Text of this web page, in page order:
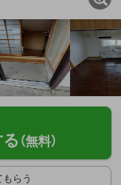
（無料）
らう